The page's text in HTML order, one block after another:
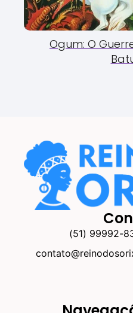
Ogum: O
(51) 99992-